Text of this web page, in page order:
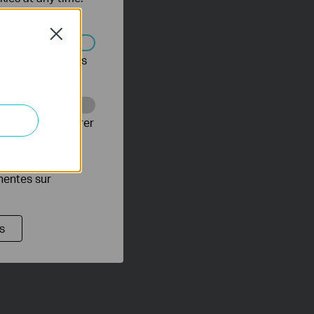
Close
être désactivés
pour améliorer
publicitaires
sur